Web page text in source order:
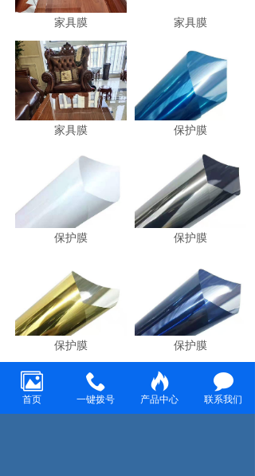
家具膜 家具膜
家具膜 保护膜
保护膜 保护膜
保护膜 保护膜
首页 一键拨号 产品中心 联系我们